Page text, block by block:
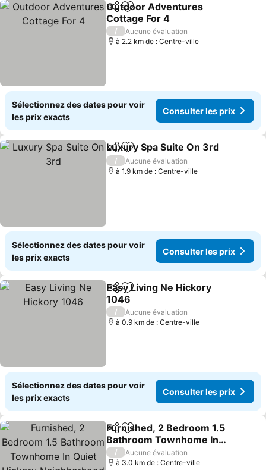
PartagerAjouter à mes favoris
Outdoor Adventures
Cottage For 4
/
Aucune évaluation
à 2.2 km de : Centre-ville
Sélectionnez des dates pour voir
les prix exacts
Consulter les prix
PartagerAjouter à mes favoris
Luxury Spa Suite On 3rd
/
Aucune évaluation
à 1.9 km de : Centre-ville
Sélectionnez des dates pour voir
les prix exacts
Consulter les prix
PartagerAjouter à mes favoris
Easy Living Ne Hickory
1046
/
Aucune évaluation
à 0.9 km de : Centre-ville
Sélectionnez des dates pour voir
les prix exacts
Consulter les prix
PartagerAjouter à mes favoris
Furnished, 2 Bedroom 1.5
Bathroom Townhome In
Quiet Hickory
Neighborhood
/
Aucune évaluation
à 3.0 km de : Centre-ville